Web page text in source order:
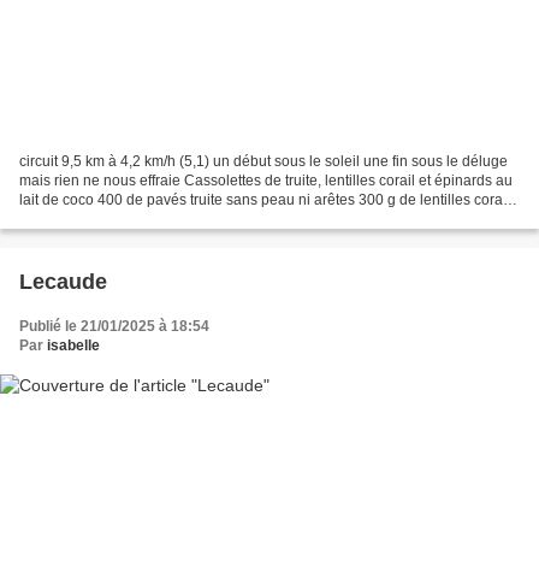
circuit 9,5 km à 4,2 km/h (5,1) un début sous le soleil une fin sous le déluge
mais rien ne nous effraie Cassolettes de truite, lentilles corail et épinards au
lait de coco 400 de pavés truite sans peau ni arêtes 300 g de lentilles corail
Lecaude
Publié le 21/01/2025 à 18:54
Par isabelle